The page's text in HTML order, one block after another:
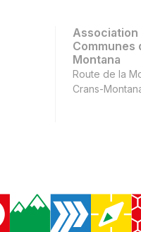
Association
Communes
Montana
Route de la
Crans-